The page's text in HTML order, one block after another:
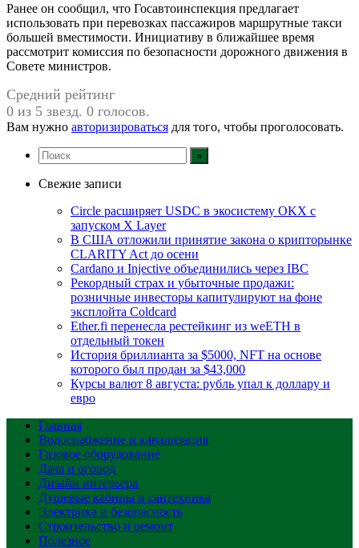
Ранее он сообщил, что Госавтоинспекция предлагает
использовать при перевозках пассажиров маршрутные такси
большей вместимости. Инициативу в ближайшее время
рассмотрит комиссия по безопасности дорожного движения в
Совете министров.
Средний рейтинг
0 из 5 звезд. 0 голосов.
Вам нужно авторизироваться для того, чтобы проголосовать.
Свежие записи
Circle расширяет USDC в экосистему OKX с
запуском X Layer
В США отложили принятие закона о крипторынке
CLARITY Act до осени
Cardano и Injective объединились через IBC
Рекордный страх и убыточные продажи:
розничные инвесторы капитулируют на фоне
эксплойта Coldcard
Ether.fi перенесла рестейкинг из weETH в
отдельный токен
История бриллианта за $5000, NFT на основе
которого был продан за $43,000
Курсы валют 8 августа: рубль упал к доллару и
евро
Главная
Водоснабжение и канализация
Газовое оборудование
Дача и огород
Дизайн интерьера
Душевые кабины и сантехника
Электрика и безопасность
Строительство и ремонт
Полезное